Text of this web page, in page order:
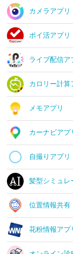
カメラアプリ
ポイ活アプリ
ライブ配信ア
カロリー計算
メモアプリ
カーナビアプ
自撮りアプリ
髪型シミュレ
位置情報共有
花粉情報アプ